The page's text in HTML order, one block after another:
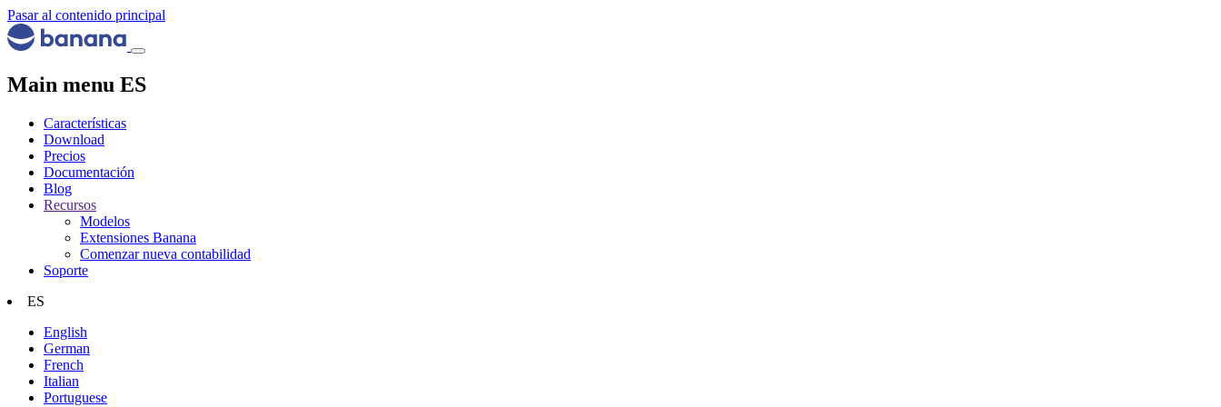
Pasar al contenido principal
Main menu ES
Características
Download
Precios
Documentación
Blog
Recursos
Modelos
Extensiones Banana
Comenzar nueva contabilidad
Soporte
ES
English
German
French
Italian
Portuguese